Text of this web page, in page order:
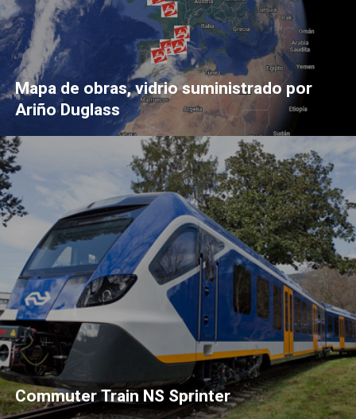
Mapa de obras, vidrio suministrado por
Ariño Duglass
Commuter Train NS Sprinter